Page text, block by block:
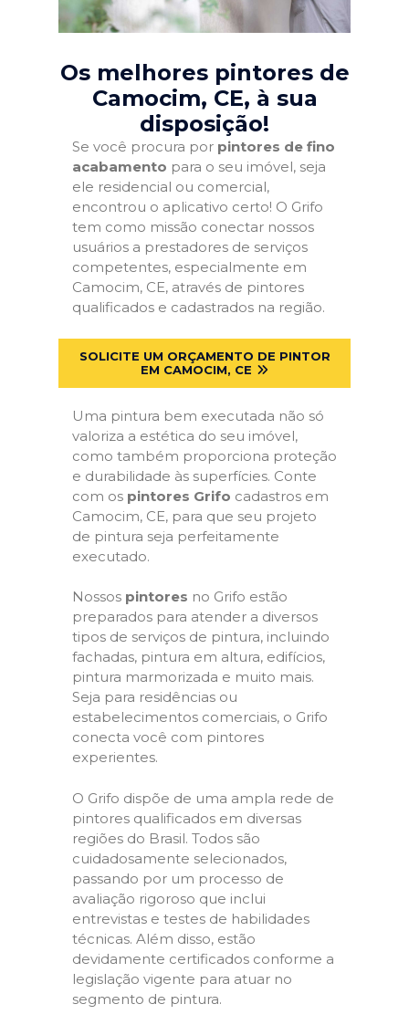
Os melhores pintores de
Camocim, CE, à sua
disposição!
Se você procura por pintores de fino
acabamento para o seu imóvel, seja
ele residencial ou comercial,
encontrou o aplicativo certo! O Grifo
tem como missão conectar nossos
usuários a prestadores de serviços
competentes, especialmente em
Camocim, CE, através de pintores
qualificados e cadastrados na região.
SOLICITE UM ORÇAMENTO DE PINTOR
EM CAMOCIM, CE
Uma pintura bem executada não só
valoriza a estética do seu imóvel,
como também proporciona proteção
e durabilidade às superfícies. Conte
com os pintores Grifo cadastros em
Camocim, CE, para que seu projeto
de pintura seja perfeitamente
executado.
Nossos pintores no Grifo estão
preparados para atender a diversos
tipos de serviços de pintura, incluindo
fachadas, pintura em altura, edifícios,
pintura marmorizada e muito mais.
Seja para residências ou
estabelecimentos comerciais, o Grifo
conecta você com pintores
experientes.
O Grifo dispõe de uma ampla rede de
pintores qualificados em diversas
regiões do Brasil. Todos são
cuidadosamente selecionados,
passando por um processo de
avaliação rigoroso que inclui
entrevistas e testes de habilidades
técnicas. Além disso, estão
devidamente certificados conforme a
legislação vigente para atuar no
segmento de pintura.